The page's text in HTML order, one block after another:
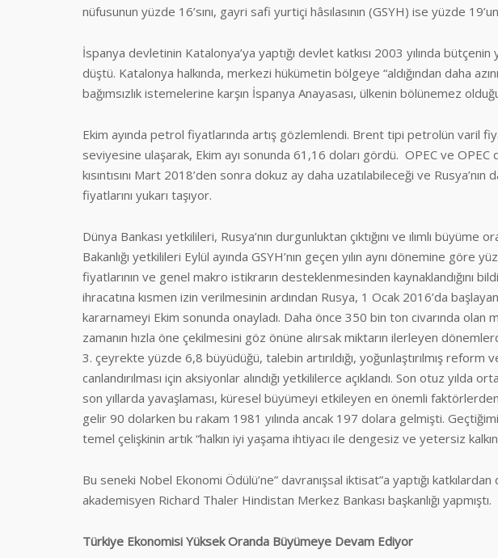
nüfusunun yüzde 16’sını, gayri safi yurtiçi hâsılasının (GSYH) ise yüzde
İspanya devletinin Katalonya’ya yaptığı devlet katkısı 2003 yılında
düştü. Katalonya halkında, merkezi hükümetin bölgeye “aldığından daha
bağımsızlık istemelerine karşın İspanya Anayasası, ülkenin bölünemez
Ekim ayında petrol fiyatlarında artış gözlemlendi. Brent tipi petrolün varil
seviyesine ulaşarak, Ekim ayı sonunda 61,16 doları gördü. OPEC ve OPEC
kısıntısını Mart 2018’den sonra dokuz ay daha uzatılabileceği ve
fiyatlarını yukarı taşıyor.
Dünya Bankası yetkilileri, Rusya’nın durgunluktan çıktığını ve ılımlı büyüme
Bakanlığı yetkilileri Eylül ayında GSYH’nın geçen yılın aynı dönemine
fiyatlarının ve genel makro istikrarın desteklenmesinden kaynaklandığını
ihracatına kısmen izin verilmesinin ardından Rusya, 1 Ocak 2016’da
kararnameyi Ekim sonunda onayladı. Daha önce 350 bin ton civarında olan
zamanın hızla öne çekilmesini göz önüne alırsak miktarın ilerleyen
3. çeyrekte yüzde 6,8 büyüdüğü, talebin artırıldığı, yoğunlaştırılmış reform
canlandırılması için aksiyonlar alındığı yetkililerce açıklandı. Son otuz
son yıllarda yavaşlaması, küresel büyümeyi etkileyen en önemli faktörlerden
gelir 90 dolarken bu rakam 1981 yılında ancak 197 dolara gelmişti.
temel çelişkinin artık “halkın iyi yaşama ihtiyacı ile dengesiz ve yetersiz
Bu seneki Nobel Ekonomi Ödülü’ne” davranışsal iktisat”a yaptığı katkılardan
akademisyen Richard Thaler Hindistan Merkez Bankası başkanlığı yapmıştı.
Türkiye Ekonomisi Yüksek Oranda Büyümeye Devam Ediyor